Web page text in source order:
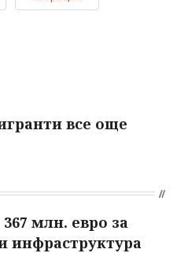
все още
млн. евро за
инфраструктура